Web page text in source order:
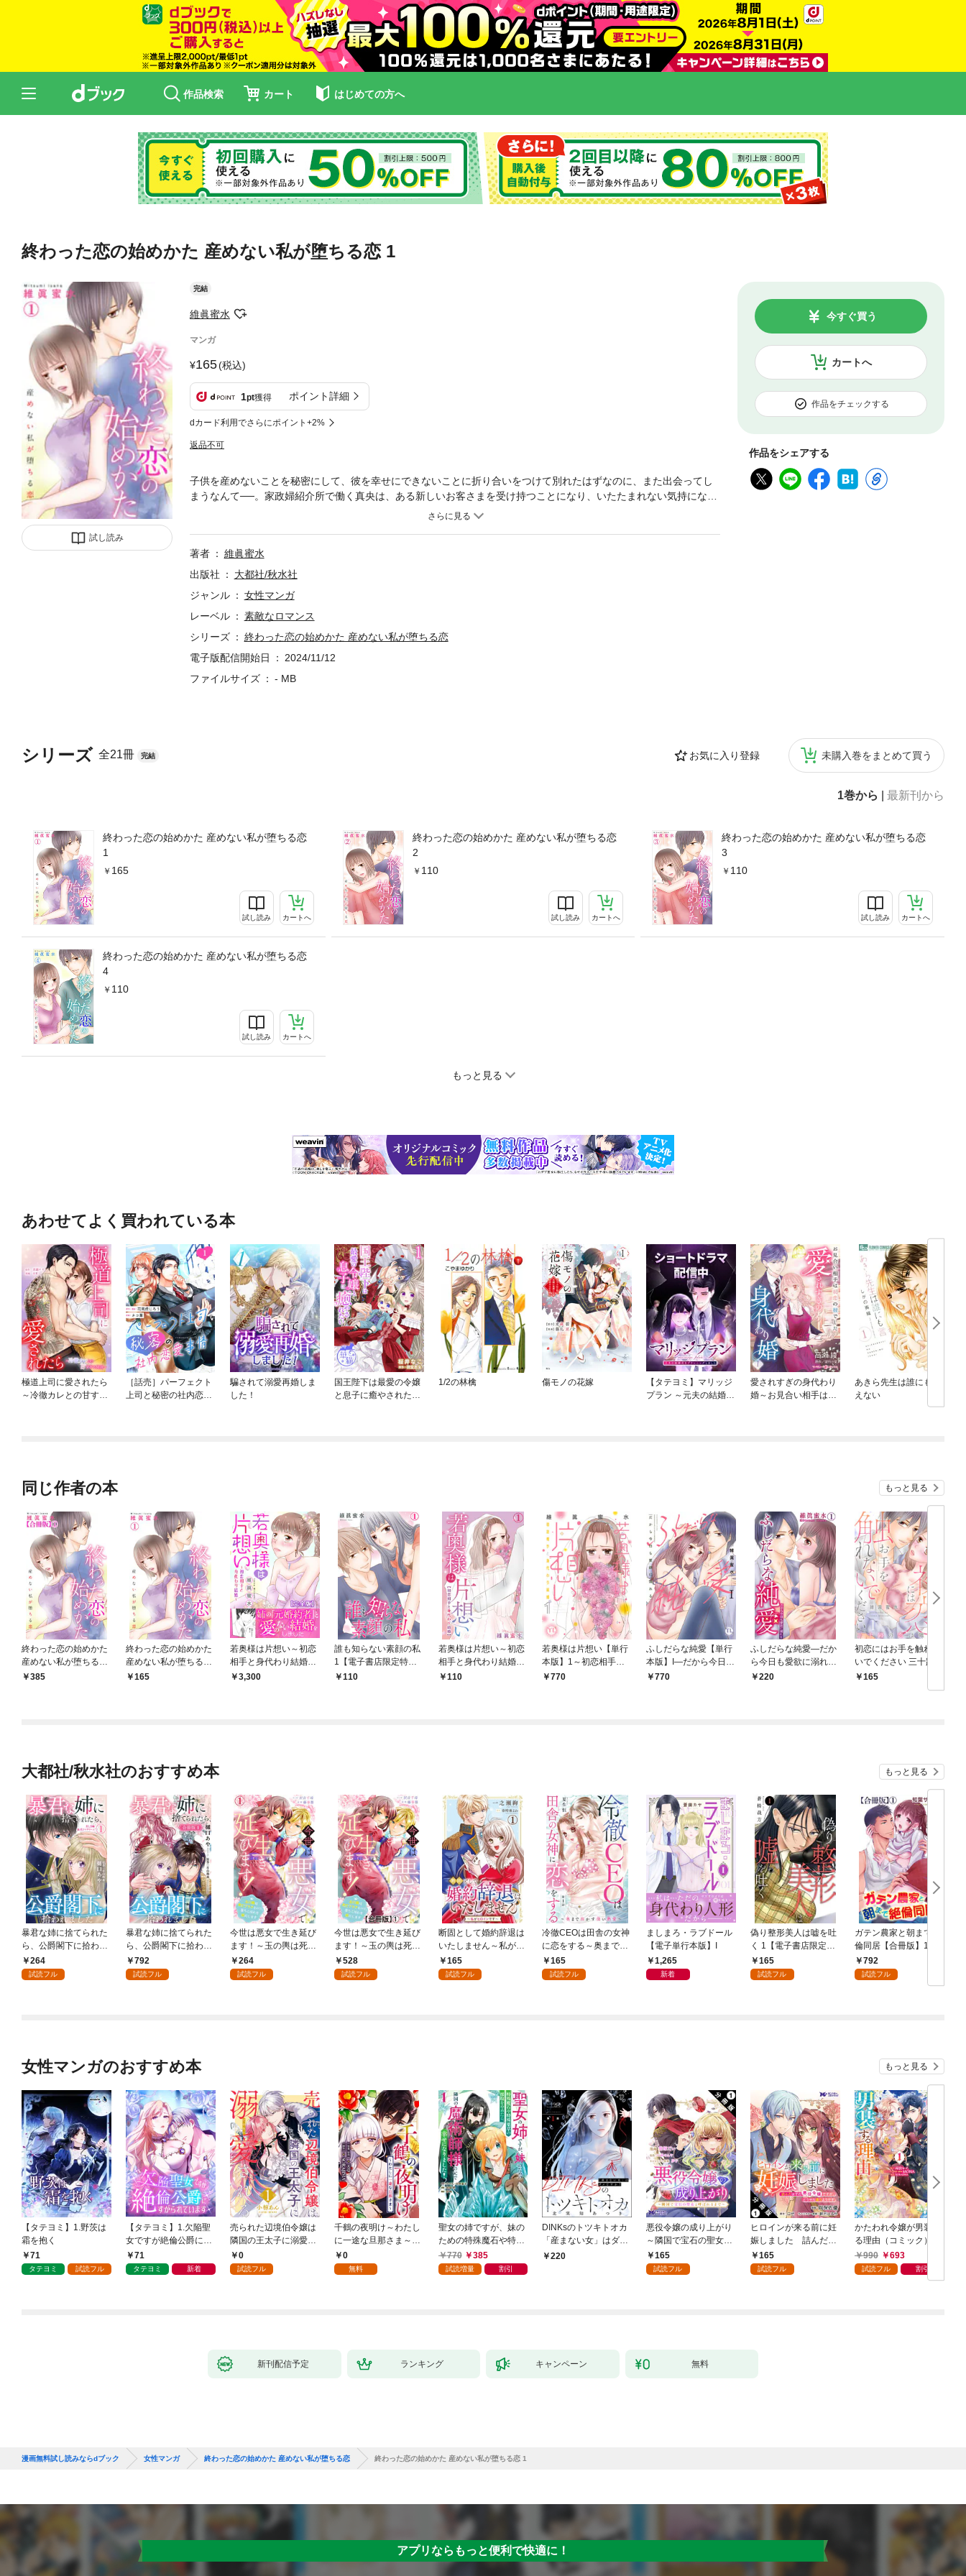
作品検索 カート はじめての方へ
終わった恋の始めかた 産めない私が堕ちる恋 1
試し読み
完結
維眞蜜水
マンガ
165(税込)
1pt獲得 ポイント詳細
dカード利用でさらにポイント+2%
返品不可
カートへ
今すぐ買う
作品をチェックする
作品をシェアする
シリーズ 全21冊 完結 お気に入り登録 未購入巻をまとめて買う
1巻から 最新刊から
終わった恋の始めかた 産めない私が堕ちる恋
1
165
試し読み カートへ
終わった恋の始めかた 産めない私が堕ちる恋
2
110
試し読み カートへ
終わった恋の始めかた 産めない私が堕ちる恋
3
110
試し読み カートへ
終わった恋の始めかた 産めない私が堕ちる恋
4
110
試し読み カートへ
もっと見る
子供を産めないことを秘密にして、彼を幸せにできないことに折り合いをつけて別れたはずなのに、また出会ってし
まうなんて──。家政婦紹介所で働く真央は、ある新しいお客さまを受け持つことになり、いたたまれない気持になっ
ていた。相手は若い男性のお客様、三井翔（29）…３年前に真央が別れた元カレなのだ。試用期間は１週間。家政婦
著者
維眞蜜水
出版社
大都社/秋水社
ジャンル
女性マンガ
レーベル
素敵なロマンス
シリーズ
終わった恋の始めかた 産めない私が堕ちる恋
電子版配信開始日
2024/11/12
ファイルサイズ
- MB
あわせてよく買われている本
極道上司に愛されたら
～冷徹カレとの甘すぎ
［話売］パーフェクト
上司と秘密の社内恋愛
騙されて溺愛再婚しま
した！
国王陛下は最愛の令嬢
と息子に癒やされたい
1/2の林檎 傷モノの花嫁
【タテヨミ】マリッジ
プラン ～元夫の結婚式
愛されすぎの身代わり
婚～お見合い相手は初
あきら先生は誰にも言
えない
同じ作者の本 もっと見る
終わった恋の始めかた
産めない私が堕ちる恋
【合冊版】1
385
終わった恋の始めかた
産めない私が堕ちる恋
1 165
若奥様は片想い～初恋
相手と身代わり結婚～
【完全版】
3,300
誰も知らない素顔の私
1【電子書店限定特典
付き】
110
若奥様は片想い～初恋
相手と身代わり結婚～
1 110
若奥様は片想い【単行
本版】1～初恋相手と
身代わり結婚～
770
ふしだらな純愛【単行
本版】I―だから今日も
愛欲に溺れる―【電子
770
ふしだらな純愛―だか
ら今日も愛欲に溺れる
― 1【電子書店特典付
220
初恋にはお手を触れな
いでください 三十路の
恋は難しい【単話】 1
165
大都社/秋水社のおすすめ本 もっと見る
暴君な姉に捨てられた
ら、公爵閣下に拾われ
ました 1 美しき姉暴君
ジャクリーン【電子限
264
試読フル
暴君な姉に捨てられた
ら、公爵閣下に拾われ
ました【合冊版】1
792
試読フル
今世は悪女で生き延び
ます！～玉の輿は死亡
フラグなので、落ちこ
ぼれを婿にします～ 1
264
試読フル
今世は悪女で生き延び
ます！～玉の輿は死亡
フラグなので、落ちこ
ぼれを婿にします～
528
試読フル
断固として婚約辞退は
いたしません～私がヒ
ロインです～ 1【電子
版特典付き】
165
試読フル
冷徹CEOは田舎の女神
に恋をする～奥まで溶
かす深い熱愛～ 1
165
試読フル
ましまろ・ラブドール
【電子単行本版】I
1,265
新着
偽り整形美人は嘘を吐
く 1【電子書店限定特
典付き】
165
試読フル
ガテン農家と朝まで絶
倫同居【合冊版】1
792
試読フル
女性マンガのおすすめ本 もっと見る
【タテヨミ】1.野茨は
霜を抱く
71
タテヨミ 試読フル
【タテヨミ】1.欠陥聖
女ですが絶倫公爵にす
がられています
71
タテヨミ 新着
売られた辺境伯令嬢は
隣国の王太子に溺愛さ
れる 1
0
試読フル
千鶴の夜明け～わたし
に一途な旦那さま～
【分冊版】 1話「北条
家の生贄（１）」
0
無料
聖女の姉ですが、妹の
ための特殊魔石や特殊
薬草の採取をやめた
ら、隣国の魔術師様の
770 385
試読増量 割引
DINKsのトツキトオカ
「産まない女」はダメ
ですか？（分冊版）
220
悪役令嬢の成り上がり
～隣国で宝石の聖女と
呼ばれるまで～（コミ
ック） 分冊版 1
165
試読フル
ヒロインが来る前に妊
娠しました 詰んだは
ずの悪役令嬢ですが、
どうやら違うようです
165
試読フル
かたわれ令嬢が男装す
る理由（コミック） 1
990
693
試読フル 割引
新刊配信予定 ランキング キャンペーン 無料
漫画無料試し読みならdブック 女性マンガ 終わった恋の始めかた 産めない私が堕ちる恋 終わった恋の始めかた 産めない私が堕ちる恋 1
アプリならもっと便利で快適に！